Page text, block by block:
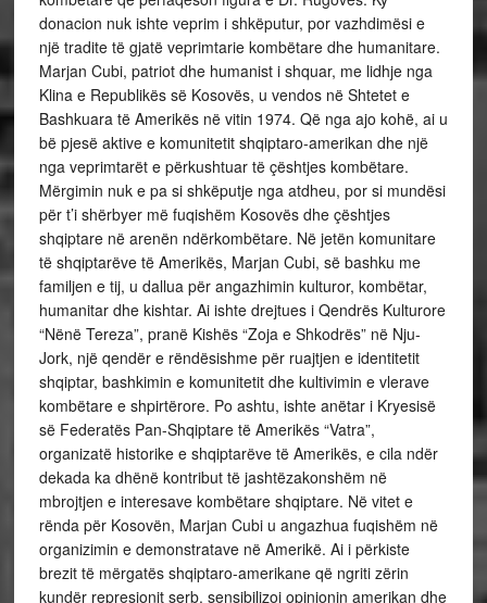
donacion nuk ishte veprim i shkëputur, por vazhdimësi e
një tradite të gjatë veprimtarie kombëtare dhe humanitare.
Marjan Cubi, patriot dhe humanist i shquar, me lidhje nga
Klina e Republikës së Kosovës, u vendos në Shtetet e
Bashkuara të Amerikës në vitin 1974. Që nga ajo kohë, ai u
bë pjesë aktive e komunitetit shqiptaro-amerikan dhe një
nga veprimtarët e përkushtuar të çështjes kombëtare.
Mërgimin nuk e pa si shkëputje nga atdheu, por si mundësi
për t’i shërbyer më fuqishëm Kosovës dhe çështjes
shqiptare në arenën ndërkombëtare. Në jetën komunitare
të shqiptarëve të Amerikës, Marjan Cubi, së bashku me
familjen e tij, u dallua për angazhimin kulturor, kombëtar,
humanitar dhe kishtar. Ai ishte drejtues i Qendrës Kulturore
“Nënë Tereza”, pranë Kishës “Zoja e Shkodrës” në Nju-
Jork, një qendër e rëndësishme për ruajtjen e identitetit
shqiptar, bashkimin e komunitetit dhe kultivimin e vlerave
kombëtare e shpirtërore. Po ashtu, ishte anëtar i Kryesisë
së Federatës Pan-Shqiptare të Amerikës “Vatra”,
organizatë historike e shqiptarëve të Amerikës, e cila ndër
dekada ka dhënë kontribut të jashtëzakonshëm në
mbrojtjen e interesave kombëtare shqiptare. Në vitet e
rënda për Kosovën, Marjan Cubi u angazhua fuqishëm në
organizimin e demonstratave në Amerikë. Ai i përkiste
brezit të mërgatës shqiptaro-amerikane që ngriti zërin
kundër represionit serb, sensibilizoi opinionin amerikan dhe